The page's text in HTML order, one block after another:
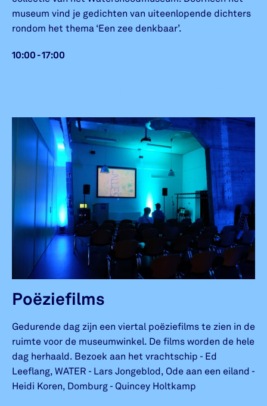
museum vind je gedichten van uiteenlopende dichters
rondom het thema ‘Een zee denkbaar’.
10:00 - 17:00
Poëziefilms
Gedurende dag zijn een viertal poëziefilms te zien in de
ruimte voor de museumwinkel. De films worden de hele
dag herhaald. Bezoek aan het vrachtschip - Ed
Leeflang, WATER - Lars Jongeblod, Ode aan een eiland -
Heidi Koren, Domburg - Quincey Holtkamp